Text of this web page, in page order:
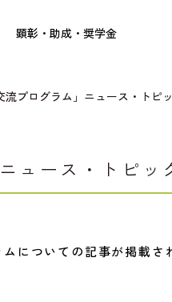
顕彰・助成・奨学金
プログラム 社会啓発事業
流プログラム」ニュース・トピ
ュース・トピッ
についての記事が掲載さ